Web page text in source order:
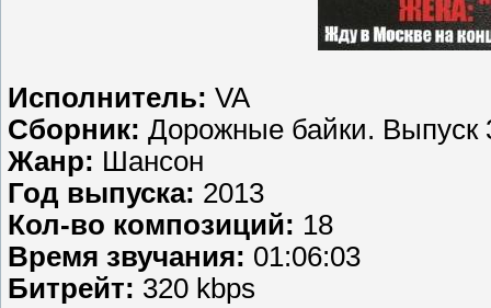
Исполнитель: VA
Сборник: Дорожные байки. Выпуск
Жанр: Шансон
Год выпуска: 2013
Кол-во композиций: 18
Время звучания: 01:06:03
Битрейт: 320 kbps